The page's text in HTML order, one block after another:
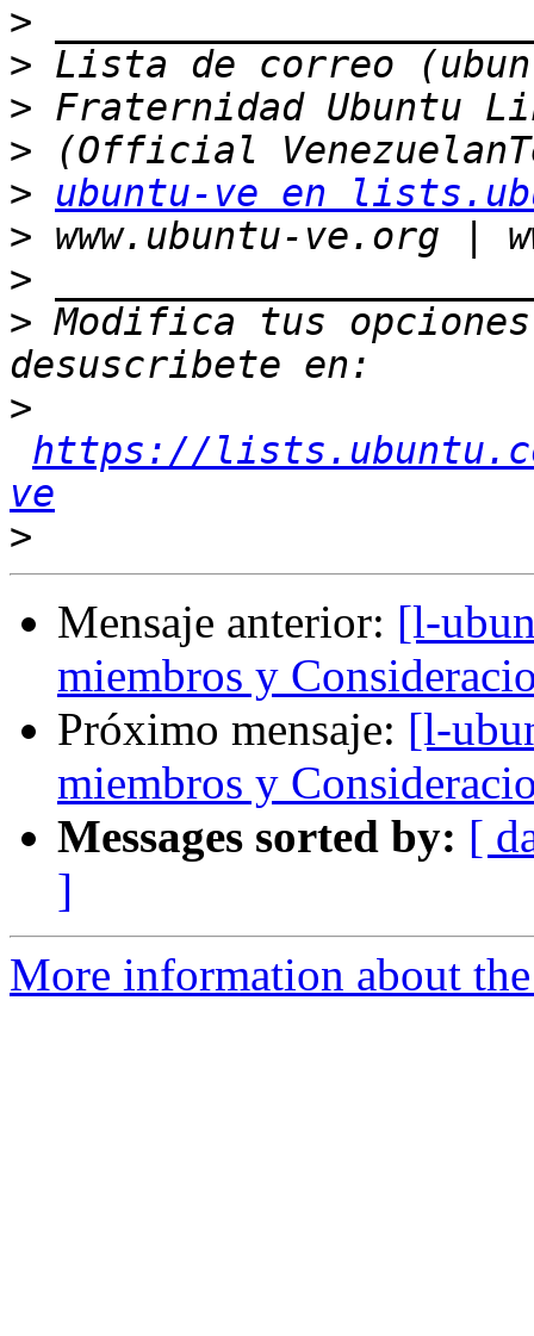
>
>
>
>
>
ubuntu-ve en
>
>
> Modifica tus
>
https://
ve
>
Mensaje anterior: [l-
miembros y
Próximo mensaje: [l-
miembros y
Messages sorted by: [
]
More information about